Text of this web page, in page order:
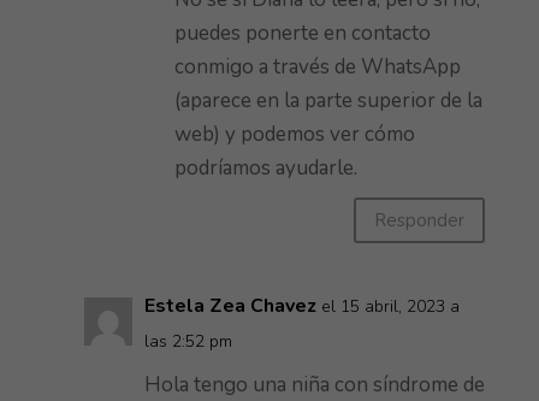
puedes ponerte en contacto
conmigo a través de WhatsApp
(aparece en la parte superior de la
web) y podemos ver cómo
podríamos ayudarle.
Responder
Estela Zea Chavez el 15 abril, 2023 a
las 2:52 pm
Hola tengo una niña con síndrome de